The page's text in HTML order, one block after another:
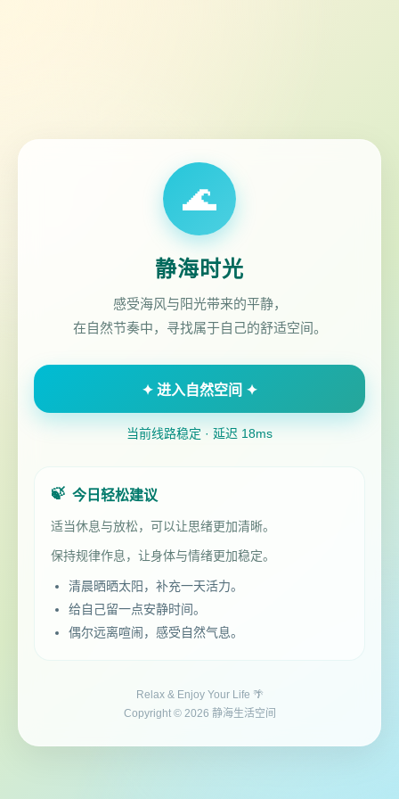
🌊
静海时光
感受海风与阳光带来的平静，
在自然节奏中，寻找属于自己的舒适空间。
✦ 进入自然空间 ✦
当前线路稳定 · 延迟 18ms
🍃 今日轻松建议
适当休息与放松，可以让思绪更加清晰。
保持规律作息，让身体与情绪更加稳定。
清晨晒晒太阳，补充一天活力。
给自己留一点安静时间。
偶尔远离喧闹，感受自然气息。
Relax & Enjoy Your Life 🌴
Copyright © 2026 静海生活空间